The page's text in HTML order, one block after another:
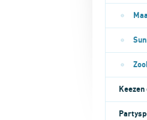
Keezen